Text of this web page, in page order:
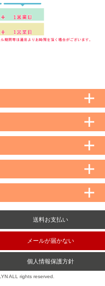
沖縄・離島など一部地域
込）
送料無料
送料お支払い
メールが届かない
個人情報保護方針
ALL rights reserved.